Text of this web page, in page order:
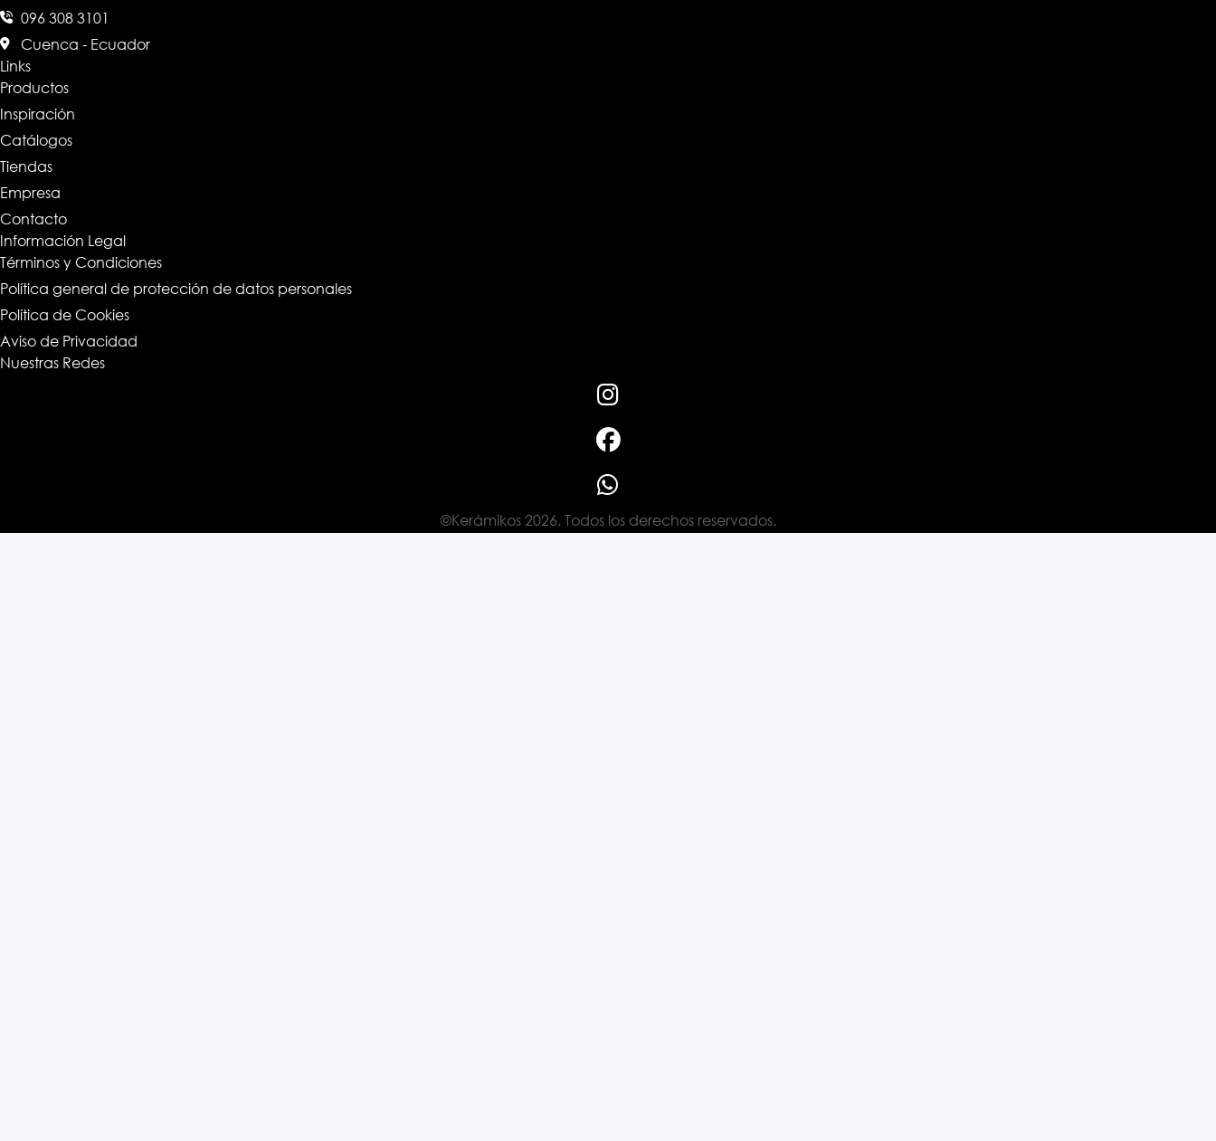
096 308 3101
Cuenca - Ecuador
Links
Productos
Inspiración
Catálogos
Tiendas
Empresa
Contacto
Información Legal
Términos y Condiciones
Política general de protección de datos personales
Política de Cookies
Aviso de Privacidad
Nuestras Redes
©Kerámikos 2026. Todos los derechos reservados.